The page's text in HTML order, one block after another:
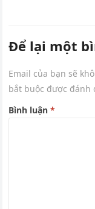
Để lại một
Email của bạn sẽ
bắt buộc được
Bình luận*